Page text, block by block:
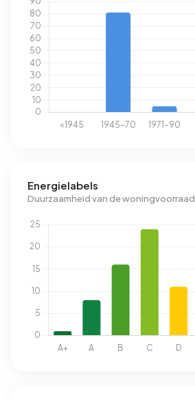
Energielabels
Duurzaamheid van de woningvoorraad